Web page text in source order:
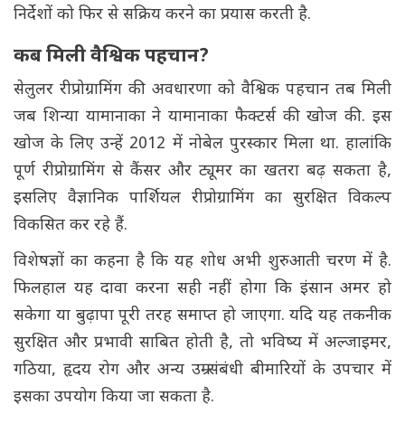
निर्देशों को फिर से सक्रिय करने का प्रयास करती है.
कब मिली वैश्विक पहचान?
सेलुलर रीप्रोग्रामिंग की अवधारणा को वैश्विक पहचान तब मिली
जब शिन्या यामानाका ने यामानाका फैक्टर्स की खोज की. इस
खोज के लिए उन्हें 2012 में नोबेल पुरस्कार मिला था. हालांकि
पूर्ण रीप्रोग्रामिंग से कैंसर और ट्यूमर का खतरा बढ़ सकता है,
इसलिए वैज्ञानिक पार्शियल रीप्रोग्रामिंग का सुरक्षित विकल्प
विकसित कर रहे हैं.
विशेषज्ञों का कहना है कि यह शोध अभी शुरुआती चरण में है.
फिलहाल यह दावा करना सही नहीं होगा कि इंसान अमर हो
सकेगा या बुढ़ापा पूरी तरह समाप्त हो जाएगा. यदि यह तकनीक
सुरक्षित और प्रभावी साबित होती है, तो भविष्य में अल्जाइमर,
गठिया, हृदय रोग और अन्य उम्र संबंधी बीमारियों के उपचार में
इसका उपयोग किया जा सकता है.